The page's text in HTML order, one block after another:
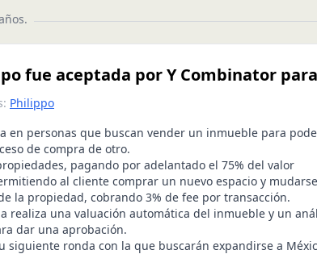
.
fue aceptada por Y Combinator para
Philippo
en personas que buscan vender un inmueble para
de compra de otro.
pagando por adelantado el 75% del valor
al cliente comprar un nuevo espacio y
la propiedad, cobrando 3% de fee por transacción.
realiza una valuación automática del inmueble y un
dar una aprobación.
siguiente ronda con la que buscarán expandirse a